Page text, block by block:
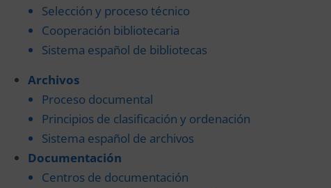
Selección y proceso técnico
Cooperación bibliotecaria
Sistema español de bibliotecas
Archivos
Proceso documental
Principios de clasificación y ordenación
Sistema español de archivos
Documentación
Centros de documentación